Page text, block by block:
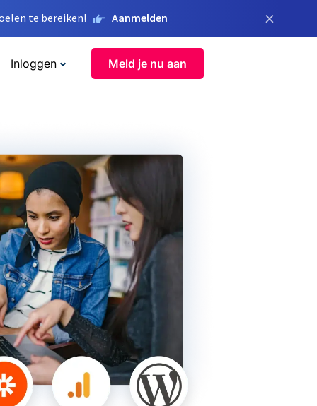
te bereiken! Aanmelden ×
Inloggen Meld je nu aan